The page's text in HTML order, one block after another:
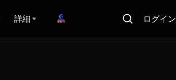
詳細 ログイン